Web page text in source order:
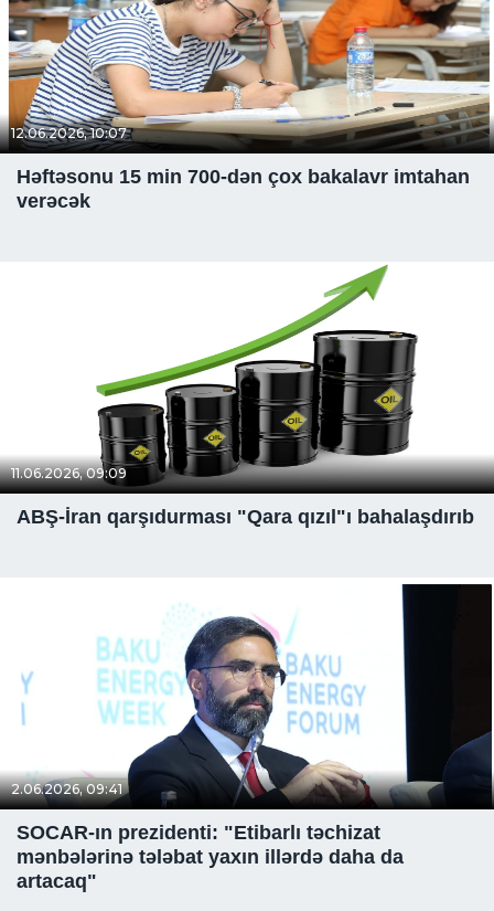
12.06.2026, 10:07
Həftəsonu 15 min 700-dən çox bakalavr imtahan
verəcək
11.06.2026, 09:09
ABŞ-İran qarşıdurması "Qara qızıl"ı bahalaşdırıb
2.06.2026, 09:41
SOCAR-ın prezidenti: "Etibarlı təchizat
mənbələrinə tələbat yaxın illərdə daha da
artacaq"